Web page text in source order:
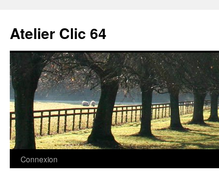
contenu
Atelier Clic 64
Connexion